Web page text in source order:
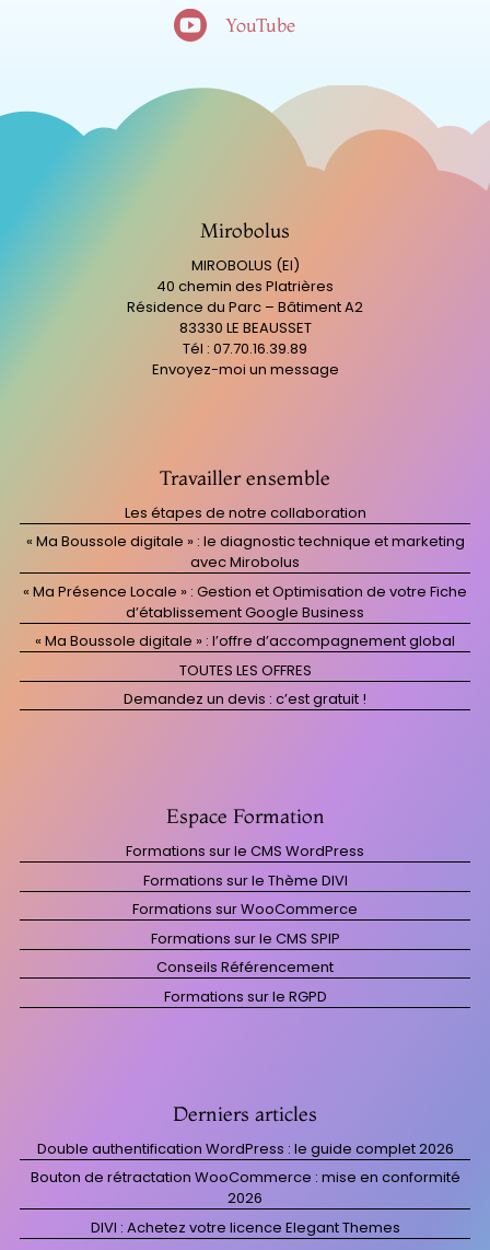
 YouTube
Mirobolus
MIROBOLUS (EI)
40 chemin des Platrières
Résidence du Parc – Bâtiment A2
83330 LE BEAUSSET
Tél : 07.70.16.39.89
Envoyez-moi un message
Travailler ensemble
Les étapes de notre collaboration
« Ma Boussole digitale » : le diagnostic technique et marketing
avec Mirobolus
« Ma Présence Locale » : Gestion et Optimisation de votre Fiche
d’établissement Google Business
« Ma Boussole digitale » : l’offre d’accompagnement global
TOUTES LES OFFRES
Demandez un devis : c’est gratuit !
Espace Formation
Formations sur le CMS WordPress
Formations sur le Thème DIVI
Formations sur WooCommerce
Formations sur le CMS SPIP
Conseils Référencement
Formations sur le RGPD
Derniers articles
Double authentification WordPress : le guide complet 2026
Bouton de rétractation WooCommerce : mise en conformité
2026
DIVI : Achetez votre licence Elegant Themes